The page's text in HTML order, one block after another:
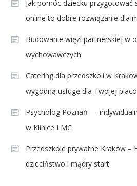
Jak pomóc dziecku przygotować
online to dobre rozwiązanie dla
Budowanie więzi partnerskiej w
wychowawczych
Catering dla przedszkoli w
wygodną usługę dla Twojej
Psycholog Poznań —
w Klinice LMC
Przedszkole prywatne Kraków –
dzieciństwo i mądry start